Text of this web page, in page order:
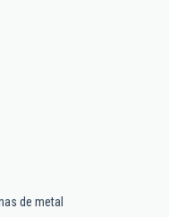
de metal